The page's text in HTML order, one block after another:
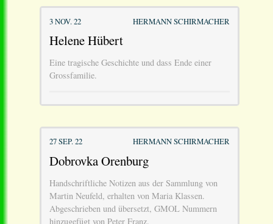
3 NOV. 22 HERMANN SCHIRMACHER
Helene Hübert
Eine tragische Geschichte und dass Ende einer
Grossfamilie.
27 SEP. 22 HERMANN SCHIRMACHER
Dobrovka Orenburg
Handschriftliche Notizen aus der Sammlung von
Martin Neufeld, erhalten von Maria Klassen.
Abgeschrieben und übersetzt, GMOL Nummern
hinzugefügt von Peter Franz.